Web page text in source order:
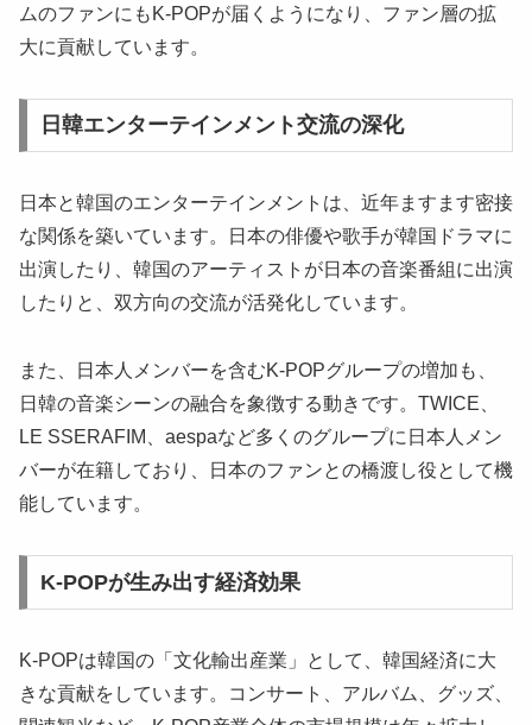
ムのファンにもK-POPが届くようになり、ファン層の拡
大に貢献しています。
日韓エンターテインメント交流の深化
日本と韓国のエンターテインメントは、近年ますます密接
な関係を築いています。日本の俳優や歌手が韓国ドラマに
出演したり、韓国のアーティストが日本の音楽番組に出演
したりと、双方向の交流が活発化しています。
また、日本人メンバーを含むK-POPグループの増加も、
日韓の音楽シーンの融合を象徴する動きです。TWICE、
LE SSERAFIM、aespaなど多くのグループに日本人メン
バーが在籍しており、日本のファンとの橋渡し役として機
能しています。
K-POPが生み出す経済効果
K-POPは韓国の「文化輸出産業」として、韓国経済に大
きな貢献をしています。コンサート、アルバム、グッズ、